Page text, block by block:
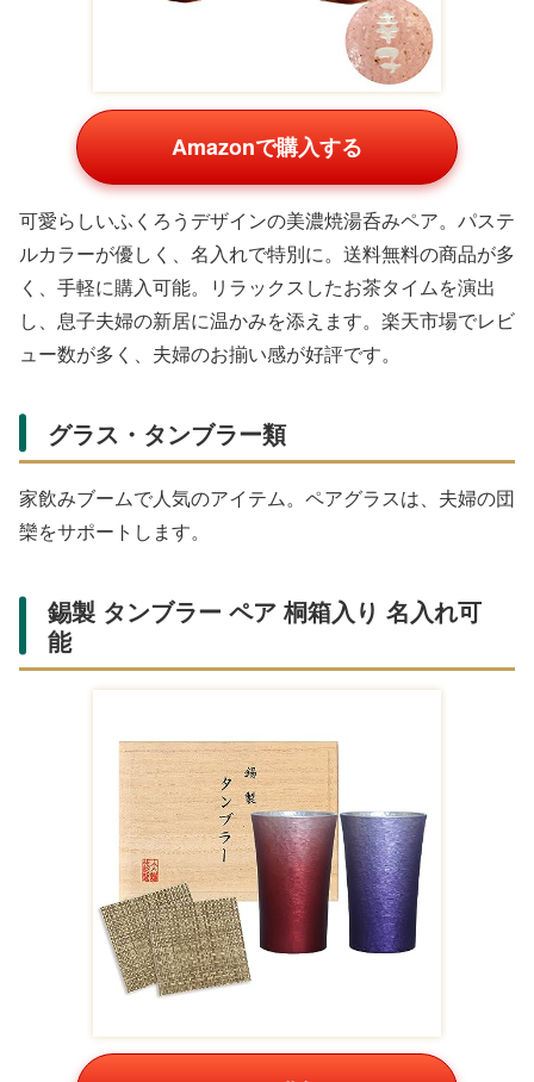
Amazonで購入する
可愛らしいふくろうデザインの美濃焼湯呑みペア。パステ
ルカラーが優しく、名入れで特別に。送料無料の商品が多
く、手軽に購入可能。リラックスしたお茶タイムを演出
し、息子夫婦の新居に温かみを添えます。楽天市場でレビ
ュー数が多く、夫婦のお揃い感が好評です。
グラス・タンブラー類
家飲みブームで人気のアイテム。ペアグラスは、夫婦の団
欒をサポートします。
錫製 タンブラー ペア 桐箱入り 名入れ可
能